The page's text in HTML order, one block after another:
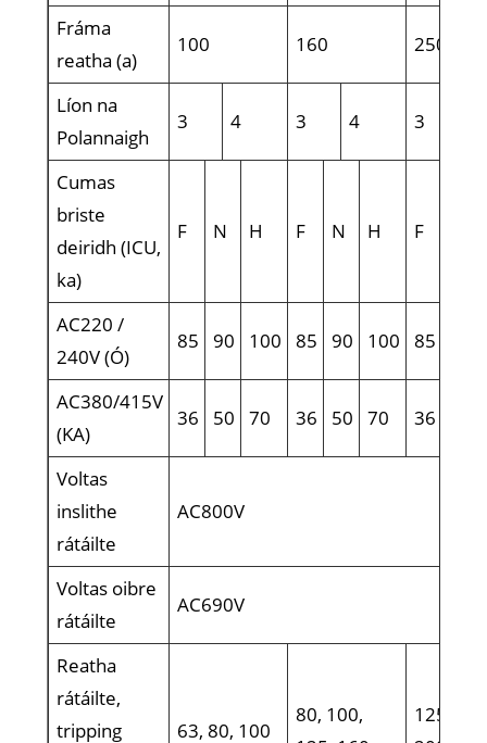
Fráma
reatha (a)
100 160 250
Líon na
Polannaigh
3 4 3 4 3
Cumas
briste
deiridh (ICU,
ka)
F N H F N H F
AC220 /
240V (Ó)
85 90 100 85 90 100 85
AC380/415V
(KA)
36 50 70 36 50 70 36
Voltas
inslithe
rátáilte
AC800V
Voltas oibre
rátáilte
AC690V
Reatha
rátáilte,
tripping
63, 80, 100
80, 100,
125,